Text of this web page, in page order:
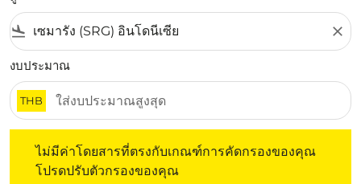
flight_land close
งบประมาณ
THB
ไม่มีค่าโดยสารที่ตรงกับเกณฑ์การคัดกรองของคุณ
โปรดปรับตัวกรองของคุณ